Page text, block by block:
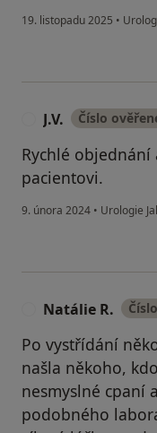
19. listopadu 2025 •
J.V. Číslo
Rychlé
pacientovi.
9. února 2024 • Urologie
Natálie R.
Po vystřídání
našla někoho,
nesmyslné cpaní
podobného